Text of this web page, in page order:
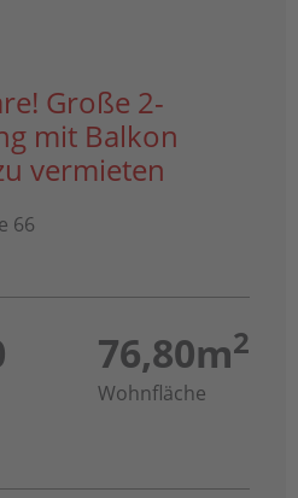
Große 2-
mit Balkon
vermieten
66
76,80m2
Wohnfläche